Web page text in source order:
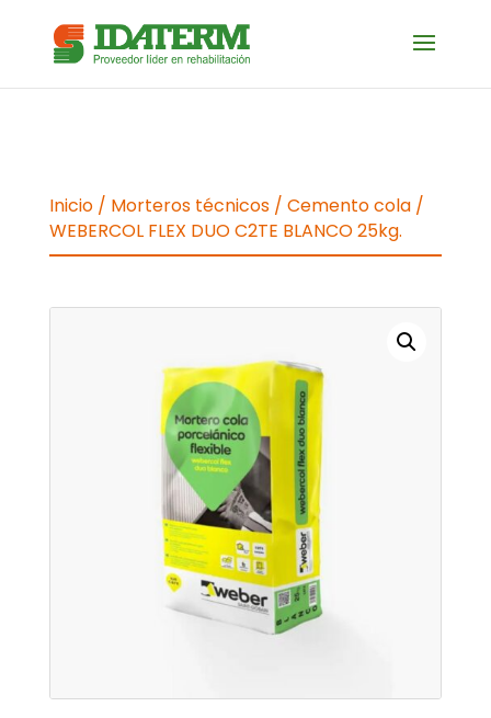
Inicio/ Morteros técnicos/ Cemento cola/
WEBERCOL FLEX DUO C2TE BLANCO 25kg.